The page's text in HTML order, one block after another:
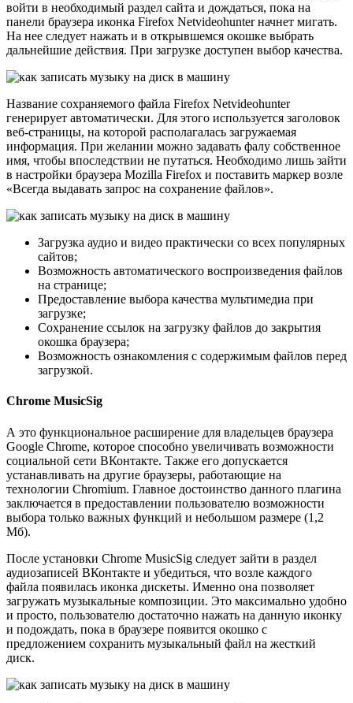
войти в необходимый раздел сайта и дождаться, пока на
панели браузера иконка Firefox Netvideohunter начнет мигать.
На нее следует нажать и в открывшемся окошке выбрать
дальнейшие действия. При загрузке доступен выбор качества.
Название сохраняемого файла Firefox Netvideohunter
генерирует автоматически. Для этого используется заголовок
веб-страницы, на которой располагалась загружаемая
информация. При желании можно задавать фалу собственное
имя, чтобы впоследствии не путаться. Необходимо лишь зайти
в настройки браузера Mozilla Firefox и поставить маркер возле
«Всегда выдавать запрос на сохранение файлов».
Загрузка аудио и видео практически со всех популярных
сайтов;
Возможность автоматического воспроизведения файлов
на странице;
Предоставление выбора качества мультимедиа при
загрузке;
Сохранение ссылок на загрузку файлов до закрытия
окошка браузера;
Возможность ознакомления с содержимым файлов перед
загрузкой.
Chrome MusicSig
А это функциональное расширение для владельцев браузера
Google Chrome, которое способно увеличивать возможности
социальной сети ВКонтакте. Также его допускается
устанавливать на другие браузеры, работающие на
технологии Chromium. Главное достоинство данного плагина
заключается в предоставлении пользователю возможности
выбора только важных функций и небольшом размере (1,2
Мб).
После установки Chrome MusicSig следует зайти в раздел
аудиозаписей ВКонтакте и убедиться, что возле каждого
файла появилась иконка дискеты. Именно она позволяет
загружать музыкальные композиции. Это максимально удобно
и просто, пользователю достаточно нажать на данную иконку
и подождать, пока в браузере появится окошко с
предложением сохранить музыкальный файл на жесткий
диск.